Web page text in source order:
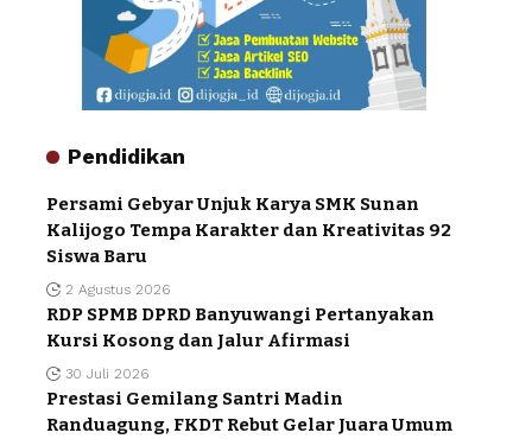
Pendidikan
Persami Gebyar Unjuk Karya SMK Sunan
Kalijogo Tempa Karakter dan Kreativitas 92
Siswa Baru
2 Agustus 2026
RDP SPMB DPRD Banyuwangi Pertanyakan
Kursi Kosong dan Jalur Afirmasi
30 Juli 2026
Prestasi Gemilang Santri Madin
Randuagung, FKDT Rebut Gelar Juara Umum